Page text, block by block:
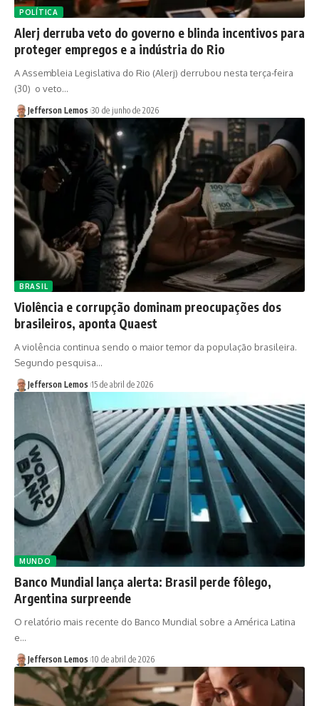
POLÍTICA
Alerj derruba veto do governo e blinda incentivos para
proteger empregos e a indústria do Rio
A Assembleia Legislativa do Rio (Alerj) derrubou nesta terça-feira
(30) o veto…
Jefferson Lemos 30 de junho de 2026
BRASIL
Violência e corrupção dominam preocupações dos
brasileiros, aponta Quaest
A violência continua sendo o maior temor da população brasileira.
Segundo pesquisa…
Jefferson Lemos 15 de abril de 2026
MUNDO
Banco Mundial lança alerta: Brasil perde fôlego,
Argentina surpreende
O relatório mais recente do Banco Mundial sobre a América Latina
e…
Jefferson Lemos 10 de abril de 2026